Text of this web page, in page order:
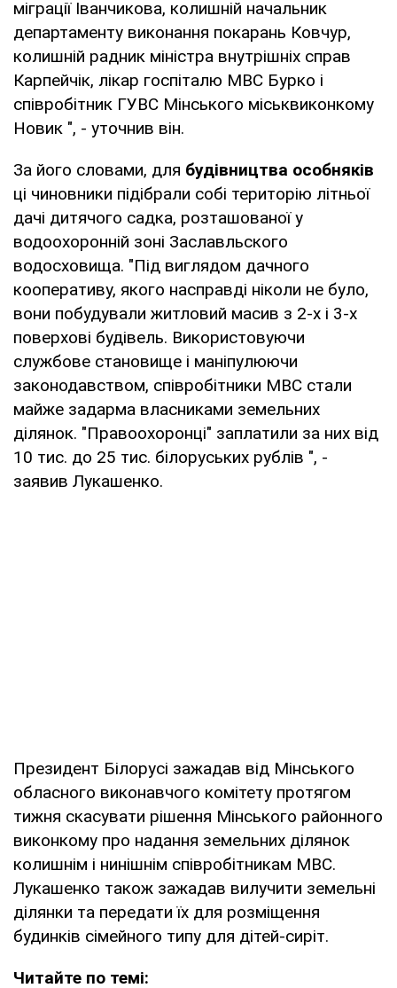
міграції Іванчикова, колишній начальник
департаменту виконання покарань Ковчур,
колишній радник міністра внутрішніх справ
Карпейчік, лікар госпіталю МВС Бурко і
співробітник ГУВС Мінського міськвиконкому
Новик ", - уточнив він.
За його словами, для будівництва особняків
ці чиновники підібрали собі територію літньої
дачі дитячого садка, розташованої у
водоохоронній зоні Заславльского
водосховища. "Під виглядом дачного
кооперативу, якого насправді ніколи не було,
вони побудували житловий масив з 2-х і 3-х
поверхові будівель. Використовуючи
службове становище і маніпулюючи
законодавством, співробітники МВС стали
майже задарма власниками земельних
ділянок. "Правоохоронці" заплатили за них від
10 тис. до 25 тис. білоруських рублів ", -
заявив Лукашенко.
Президент Білорусі зажадав від Мінського
обласного виконавчого комітету протягом
тижня скасувати рішення Мінського районного
виконкому про надання земельних ділянок
колишнім і нинішнім співробітникам МВС.
Лукашенко також зажадав вилучити земельні
ділянки та передати їх для розміщення
будинків сімейного типу для дітей-сиріт.
Читайте по темі: